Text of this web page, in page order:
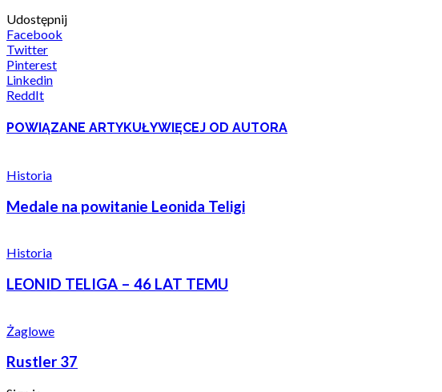
Udostępnij
Facebook
Twitter
Pinterest
Linkedin
ReddIt
POWIĄZANE ARTYKUŁYWIĘCEJ OD AUTORA
Historia
Medale na powitanie Leonida Teligi
Historia
LEONID TELIGA – 46 LAT TEMU
Żaglowe
Rustler 37